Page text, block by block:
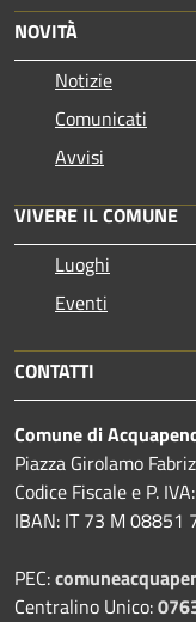
NOVITÀ
Notizie
Comunicati
Avvisi
VIVERE IL COMUNE
Luoghi
Eventi
CONTATTI
Comune di
Piazza Girolamo
Codice Fiscale e P.
IBAN: IT 73 M
PEC:
Centralino Unico: